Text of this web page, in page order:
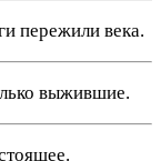
пережили века.
выжившие.